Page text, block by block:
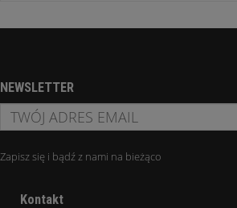
NEWSLETTER
Zapisz się i bądź z nami na bieżąco
Kontakt